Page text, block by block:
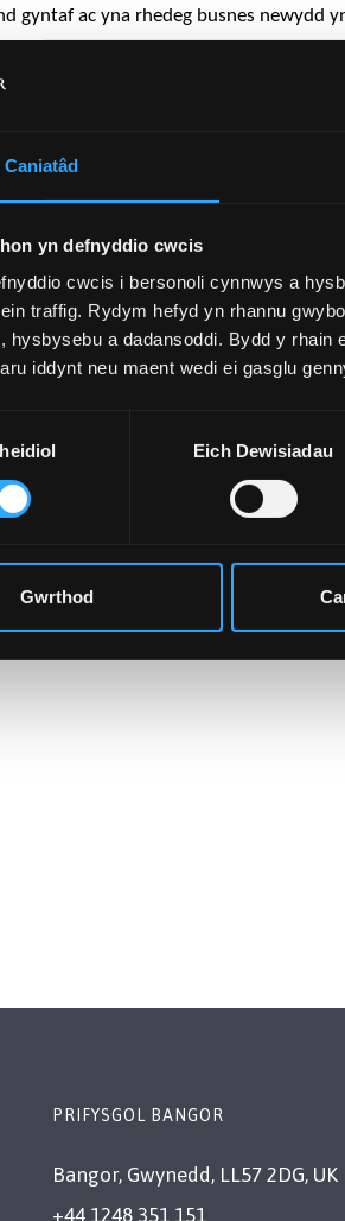
Caniatâd
yn defnyddio cwcis
cwcis i bersonoli cynnwys a
traffig. Rydym hefyd yn rhannu
hysbysebu a dadansoddi. Bydd y rhain
iddynt neu maent wedi ei gasglu
Eich Dewisiadau
Gwrthod
gyntaf ac yna rhedeg busnes newydd
fodd imi ddatblygu llawer o fy
rhan yn yr UBC Masters i fynd
a sgiliau cyflwyno."
PRIFYSGOL BANGOR
Bangor, Gwynedd, LL57 2DG, UK
+44 1248 351 151